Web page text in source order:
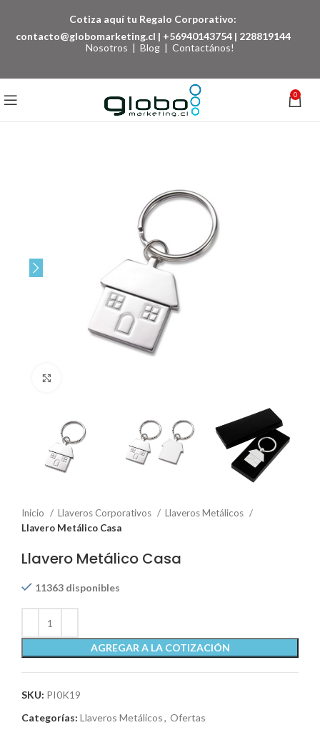
Cotiza aquí tu Regalo Corporativo:
contacto@globomarketing.cl | +56940143754 | 228819144
Nosotros | Blog | Contactános!
0
Inicio Llaveros Corporativos
Llaveros Metálicos
Llavero Metálico Casa
Llavero Metálico Casa
11363 disponibles
AGREGAR A LA COTIZACIÓN
SKU: PI0K19
Categorías: Llaveros Metálicos, Ofertas